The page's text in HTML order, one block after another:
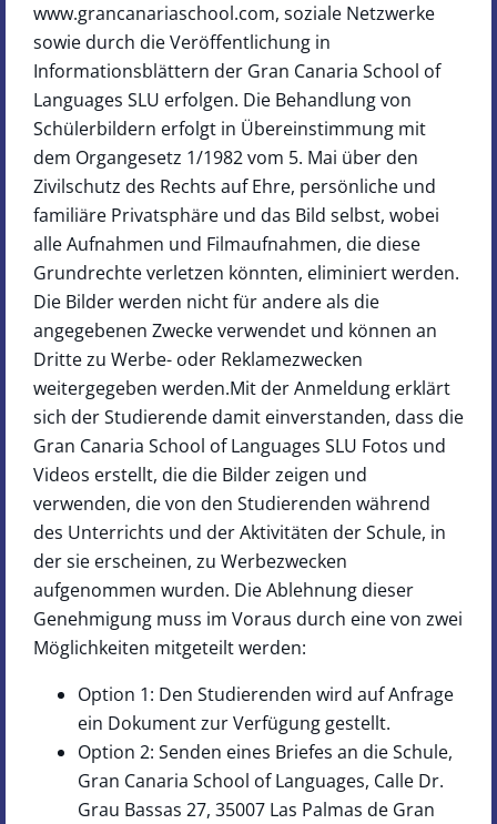
www.grancanariaschool.com, soziale Netzwerke
sowie durch die Veröffentlichung in
Informationsblättern der Gran Canaria School of
Languages SLU erfolgen. Die Behandlung von
Schülerbildern erfolgt in Übereinstimmung mit
dem Organgesetz 1/1982 vom 5. Mai über den
Zivilschutz des Rechts auf Ehre, persönliche und
familiäre Privatsphäre und das Bild selbst, wobei
alle Aufnahmen und Filmaufnahmen, die diese
Grundrechte verletzen könnten, eliminiert werden.
Die Bilder werden nicht für andere als die
angegebenen Zwecke verwendet und können an
Dritte zu Werbe- oder Reklamezwecken
weitergegeben werden.Mit der Anmeldung erklärt
sich der Studierende damit einverstanden, dass die
Gran Canaria School of Languages SLU Fotos und
Videos erstellt, die die Bilder zeigen und
verwenden, die von den Studierenden während
des Unterrichts und der Aktivitäten der Schule, in
der sie erscheinen, zu Werbezwecken
aufgenommen wurden. Die Ablehnung dieser
Genehmigung muss im Voraus durch eine von zwei
Möglichkeiten mitgeteilt werden:
Option 1: Den Studierenden wird auf Anfrage
ein Dokument zur Verfügung gestellt.
Option 2: Senden eines Briefes an die Schule,
Gran Canaria School of Languages, Calle Dr.
Grau Bassas 27, 35007 Las Palmas de Gran